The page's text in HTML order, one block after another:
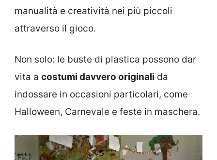
manualità e creatività nei più piccoli
attraverso il gioco.
Non solo: le buste di plastica possono dar
vita a costumi davvero originali da
indossare in occasioni particolari, come
Halloween, Carnevale e feste in maschera.